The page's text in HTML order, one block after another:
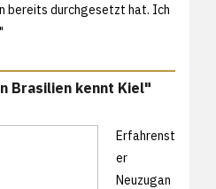
bereits durchgesetzt hat. Ich
Brasilien kennt Kiel"
Erfahrenst
er
Neuzugan